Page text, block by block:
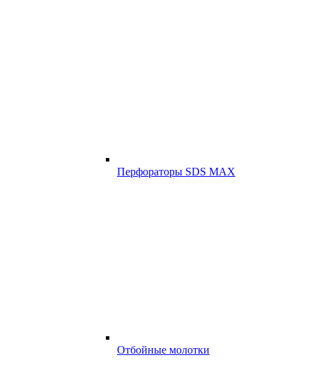
Перфораторы SDS MAX
Отбойные молотки